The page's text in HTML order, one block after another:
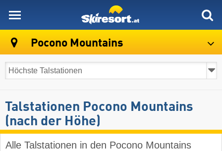
Pocono Mountains
Talstationen Pocono Mountains
(nach der Höhe)
Alle Talstationen in den Pocono Mountains